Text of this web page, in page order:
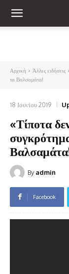
Αρχική Άλλες ειδήσεις
τα Βαλσαμάτα!
18 Ιουνίου 2019
«Τίποτα
By admin
Facebook